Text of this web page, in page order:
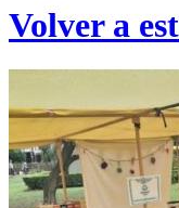
Volver a